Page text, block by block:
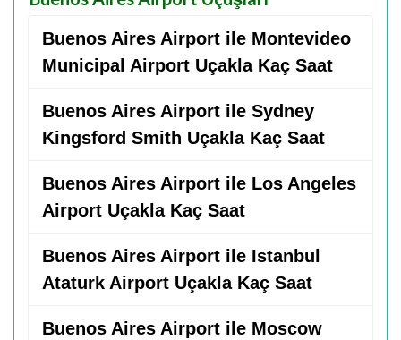
Buenos Aires Airport ile Montevideo
Municipal Airport Uçakla Kaç Saat
Buenos Aires Airport ile Sydney
Kingsford Smith Uçakla Kaç Saat
Buenos Aires Airport ile Los Angeles
Airport Uçakla Kaç Saat
Buenos Aires Airport ile Istanbul
Ataturk Airport Uçakla Kaç Saat
Buenos Aires Airport ile Moscow